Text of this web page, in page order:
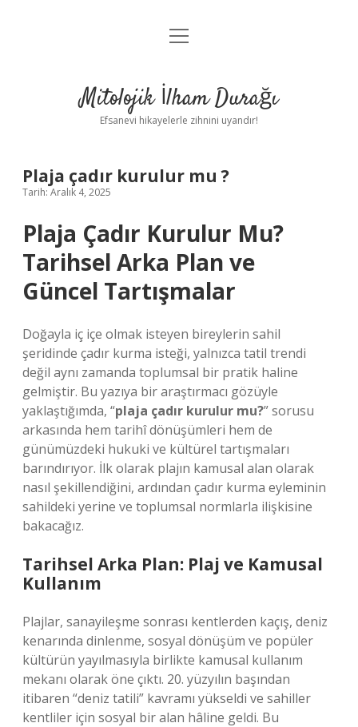
Anasayfa
Yasal Uyarı
menüyü
Mitolojik İlham Durağı
Efsanevi hikayelerle zihnini uyandır!
Plaja çadır kurulur mu ?
Tarih: Aralık 4, 2025
Plaja Çadır Kurulur Mu?
Tarihsel Arka Plan ve
Güncel Tartışmalar
Doğayla iç içe olmak isteyen bireylerin sahil
şeridinde çadır kurma isteği, yalnızca tatil trendi
değil aynı zamanda toplumsal bir pratik haline
gelmiştir. Bu yazıya bir araştırmacı gözüyle
yaklaştığımda, “plaja çadır kurulur mu?” sorusu
arkasında hem tarihî dönüşümleri hem de
günümüzdeki hukuki ve kültürel tartışmaları
barındırıyor. İlk olarak plajın kamusal alan olarak
nasıl şekillendiğini, ardından çadır kurma eyleminin
sahildeki yerine ve toplumsal normlarla ilişkisine
bakacağız.
Tarihsel Arka Plan: Plaj ve Kamusal
Kullanım
Plajlar, sanayileşme sonrası kentlerden kaçış, deniz
kenarında dinlenme, sosyal dönüşüm ve popüler
kültürün yayılmasıyla birlikte kamusal kullanım
mekanı olarak öne çıktı. 20. yüzyılın başından
itibaren “deniz tatili” kavramı yükseldi ve sahiller
kentliler için sosyal bir alan hâline geldi. Bu